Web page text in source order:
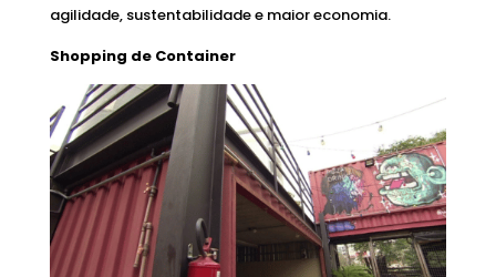
agilidade, sustentabilidade e maior economia.
Shopping de Container